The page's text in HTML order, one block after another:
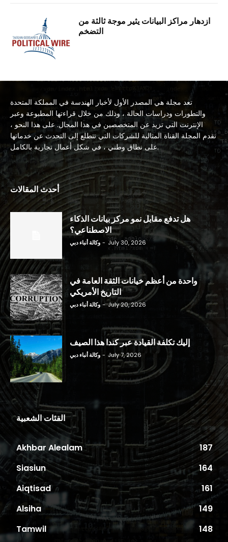
ازدهار مراكز البيانات يثير موجة ثالثة من
التضخم
تعد مجلة هي المصدر الأول لأخبار الهندسة في المملكة المتحدة
والتطورات ودراسات الحالة ، وذلك من خلال قراءتها المطبوعة وعبر
الإنترنت التي تزيد عن المتخصصين في هذا المجال. على هذا النحو ،
تقدم المجلة القناة المثالية للشركات التي تتطلع إلى التحدث عن خدماتها
على نطاق وطني ، في شكل أعمال تجارية بالكامل.
أحدث المقالات
هل تدفع مقابل نمو مركز بيانات الذكاء
الاصطناعي؟
وكالة أنباء دبي - July 30, 2026
واحدة من أعظم خيانات الثقة العامة في
التاريخ الأمريكي
وكالة أنباء دبي - July 20, 2026
إليك تكلفة القيادة عبر كندا هذا الصيف
وكالة أنباء دبي - July 7, 2026
الفئات الشعبية
Akhbar Alealam
187
Siasiun
164
Aiqtisad
161
Alsiha
149
Tamwil
148